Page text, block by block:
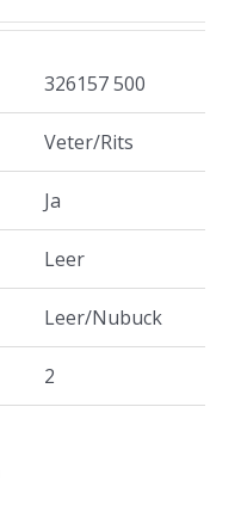
326157 500
Veter/Rits
Ja
Leer
Leer/Nubuck
2